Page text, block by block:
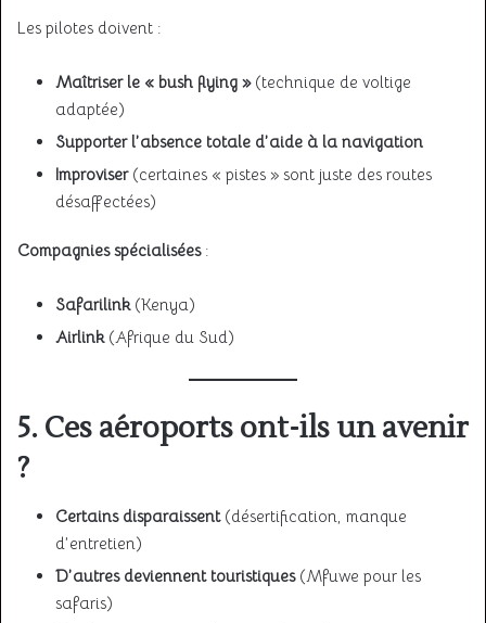
Les pilotes doivent :
Maîtriser le « bush flying »(technique de voltige
adaptée)
Supporter l’absence totale d’aide à la navigation
Improviser(certaines « pistes » sont juste des routes
désaffectées)
Compagnies spécialisées:
Safarilink(Kenya)
Airlink(Afrique du Sud)
5. Ces aéroports ont-ils un avenir
?
Certains disparaissent(désertification, manque
d’entretien)
D’autres deviennent touristiques(Mfuwe pour les
safaris)